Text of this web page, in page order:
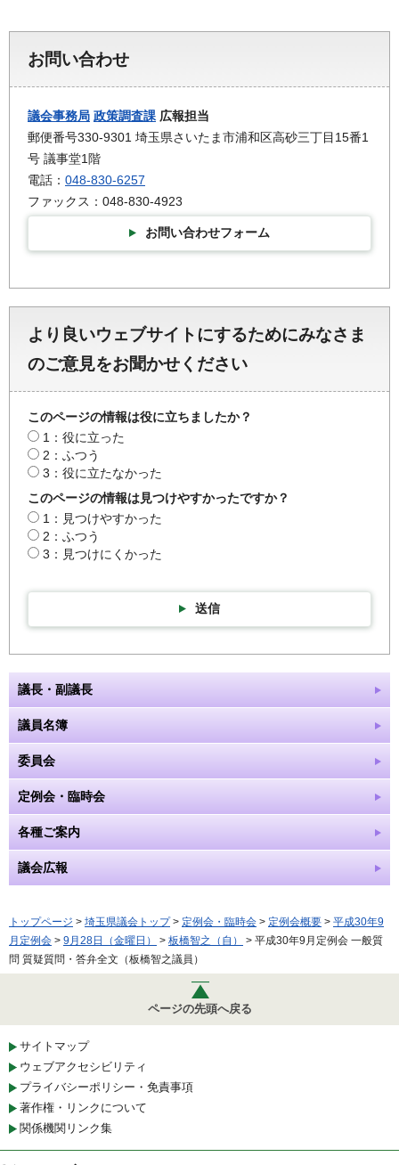
お問い合わせ
議会事務局 政策調査課 広報担当
郵便番号330-9301 埼玉県さいたま市浦和区高砂三丁目15番1
号 議事堂1階
電話： 048-830-6257
ファックス：048-830-4923
お問い合わせフォーム
より良いウェブサイトにするためにみなさま
のご意見をお聞かせください
このページの情報は役に立ちましたか？
1：役に立った
2：ふつう
3：役に立たなかった
このページの情報は見つけやすかったですか？
1：見つけやすかった
2：ふつう
3：見つけにくかった
送信
議長・副議長
議員名簿
委員会
定例会・臨時会
各種ご案内
議会広報
トップページ > 埼玉県議会トップ> 定例会・臨時会 > 定例会概要 > 平成30年9
月定例会 > 9月28日（金曜日） > 板橋智之（自）
> 平成30年9月定例会 一般質
問 質疑質問・答弁全文（板橋智之議員）
ページの先頭へ戻る
サイトマップ
ウェブアクセシビリティ
プライバシーポリシー・免責事項
著作権・リンクについて
関係機関リンク集